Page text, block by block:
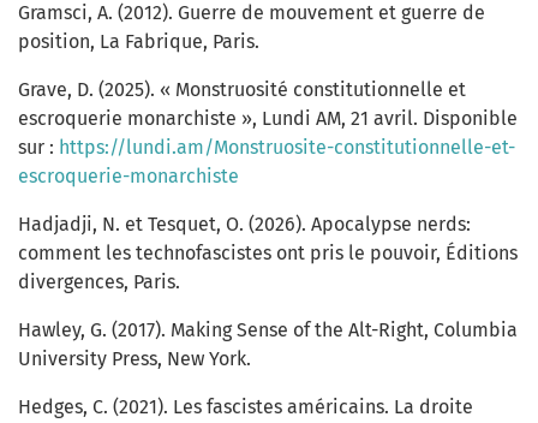
Gramsci, A. (2012). Guerre de mouvement et guerre de
position, La Fabrique, Paris.
Grave, D. (2025). « Monstruosité constitutionnelle et
escroquerie monarchiste », Lundi AM, 21 avril. Disponible
sur : https://lundi.am/Monstruosite-constitutionnelle-et-
escroquerie-monarchiste
Hadjadji, N. et Tesquet, O. (2026). Apocalypse nerds:
comment les technofascistes ont pris le pouvoir, Éditions
divergences, Paris.
Hawley, G. (2017). Making Sense of the Alt-Right, Columbia
University Press, New York.
Hedges, C. (2021). Les fascistes américains. La droite